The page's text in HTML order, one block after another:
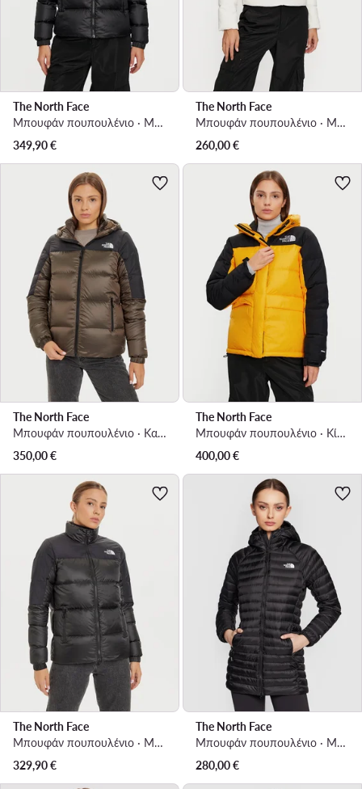
The North Face
Μπουφάν πουπουλένιο · Μαύρο
349,90€
The North Face
Μπουφάν πουπουλένιο · Μπεζ
260,00€
The North Face
Μπουφάν πουπουλένιο · Καφέ
350,00€
The North Face
Μπουφάν πουπουλένιο · Κίτρινο
400,00€
The North Face
Μπουφάν πουπουλένιο · Μαύρο
329,90€
The North Face
Μπουφάν πουπουλένιο · Μαύρο
280,00€